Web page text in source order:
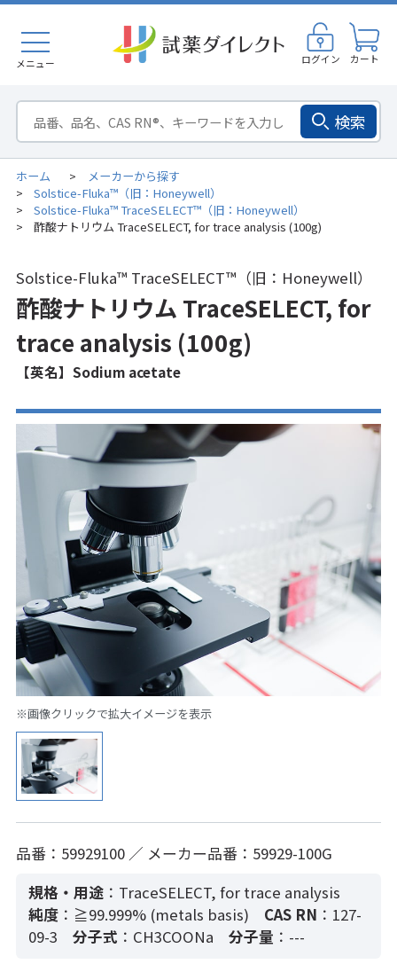
メニュー ログイン カート
検索
ホーム > メーカーから探す
> Solstice-Fluka™（旧：Honeywell）
> Solstice-Fluka™ TraceSELECT™（旧：Honeywell）
> 酢酸ナトリウム TraceSELECT, for trace analysis (100g)
Solstice-Fluka™ TraceSELECT™（旧：Honeywell）
酢酸ナトリウム TraceSELECT, for
trace analysis (100g)
【英名】Sodium acetate
※画像クリックで拡大イメージを表示
品番：59929100 ／ メーカー品番：59929-100G
規格・用途 ：TraceSELECT, for trace analysis
純度 ：≧99.999% (metals basis) CAS RN ：127-
09-3
分子式 ：CH3COONa 分子量 ：---